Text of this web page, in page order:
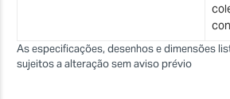
As especificações, desenhos e dimensões
sujeitos a alteração sem aviso prévio